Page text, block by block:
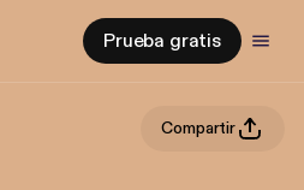
Prueba gratis
Compartir